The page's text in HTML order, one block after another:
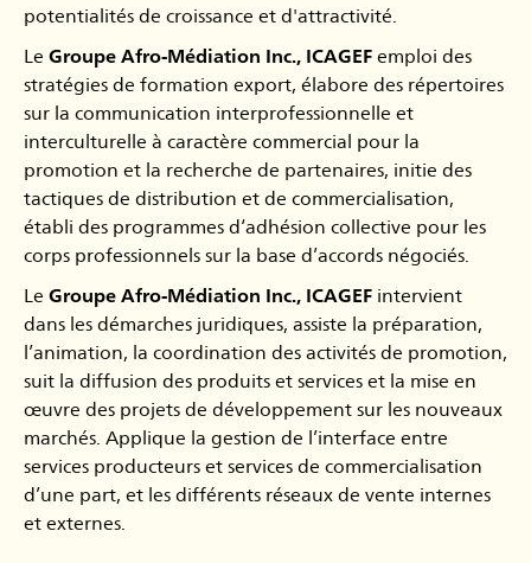
potentialités de croissance et d'attractivité.
Le Groupe Afro-Médiation Inc., ICAGEF emploi des
stratégies de formation export, élabore des répertoires
sur la communication interprofessionnelle et
interculturelle à caractère commercial pour la
promotion et la recherche de partenaires, initie des
tactiques de distribution et de commercialisation,
établi des programmes d‘adhésion collective pour les
corps professionnels sur la base d’accords négociés.
Le Groupe Afro-Médiation Inc., ICAGEF intervient
dans les démarches juridiques, assiste la préparation,
l’animation, la coordination des activités de promotion,
suit la diffusion des produits et services et la mise en
œuvre des projets de développement sur les nouveaux
marchés. Applique la gestion de l’interface entre
services producteurs et services de commercialisation
d’une part, et les différents réseaux de vente internes
et externes.